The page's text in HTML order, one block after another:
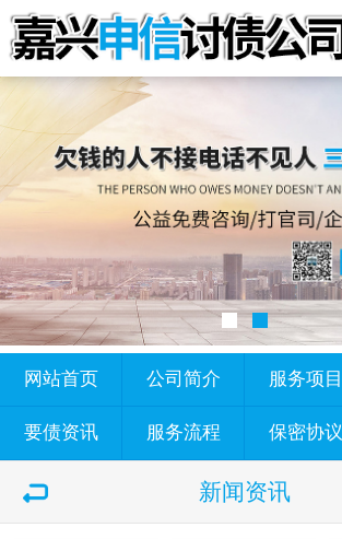
网站首页 公司简介 服务项目
要债资讯 服务流程 保密协议
新闻资讯